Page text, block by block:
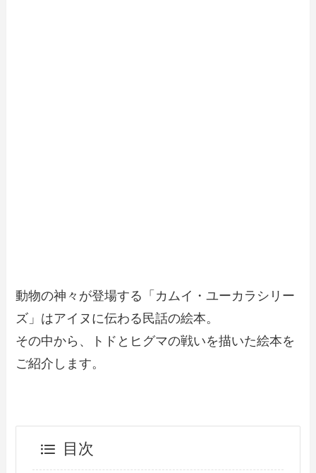
動物の神々が登場する「カムイ・ユーカラシリー
ズ」はアイヌに伝わる民話の絵本。
その中から、トドとヒグマの戦いを描いた絵本を
ご紹介します。
目次